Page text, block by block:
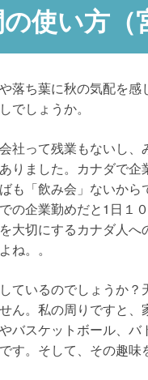
使い方（
ち葉に秋の気配を
でしょうか。
って残業もないし
ました。カナダで
も「飲み会」ないか
の企業勤めだと1日１
大切にするカナダ人
ね。。
ているのでしょうか
。私の周りですと、
スケットボール、
。そして、その趣